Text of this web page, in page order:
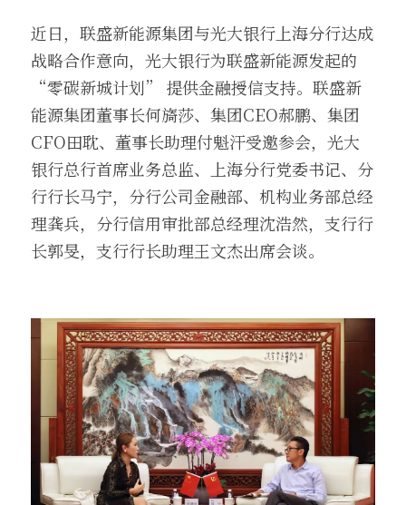
近日，联盛新能源集团与光大银行上海分行达成
战略合作意向，光大银行为联盛新能源发起的
“零碳新城计划” 提供金融授信支持。联盛新
能源集团董事长何旖莎、集团CEO郝鹏、集团
CFO田耽、董事长助理付魁汗受邀参会，光大
银行总行首席业务总监、上海分行党委书记、分
行行长马宁，分行公司金融部、机构业务部总经
理龚兵，分行信用审批部总经理沈浩然，支行行
长郭旻，支行行长助理王文杰出席会谈。